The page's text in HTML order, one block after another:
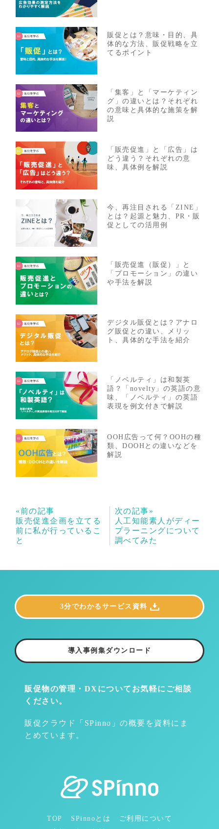
販促とは？意味・目的、具
体的な方法、販促戦略を立
てるポイント
「集客」と「マーケティン
グ」の違いとは？それぞれ
の意味と具体的な施策を解
説
「販売促進」と「広告」は
どう違う？それぞれの意
味、具体例を解説
今、再注目される「ZINE」
とは？起源と魅力、PR・販
促としての活用例
「販売促進（販促）」と
「プロモーション」の違い
や手法を解説
デジタル販促とは？アナロ
グ販促との違い、メリッ
ト、具体的な手法を紹介
「ノベルティ」は和製英
語？「novelty」の英語の意
味、「ノベルティ」の英語
表現を例文付きで解説
OOH広告って何？OOHの種
類、DOOHとの違いなどを
解説
«前の記事
販売促進企画を立てる
前に私が行っているこ
と
次の記事»
人工知能素人がディー
プラーニングについて
調べてみた
販促物の管理・DXについて お気軽にご相談
ください。
販促クラウド「SPinno」の概要を資料にま
とめています。
3分でわかるサービス資料
導入事例集ダウンロード
TOP SPinnoとは
ご利用について